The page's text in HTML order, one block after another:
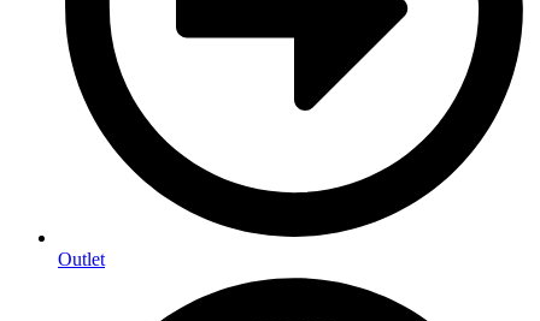
Outlet